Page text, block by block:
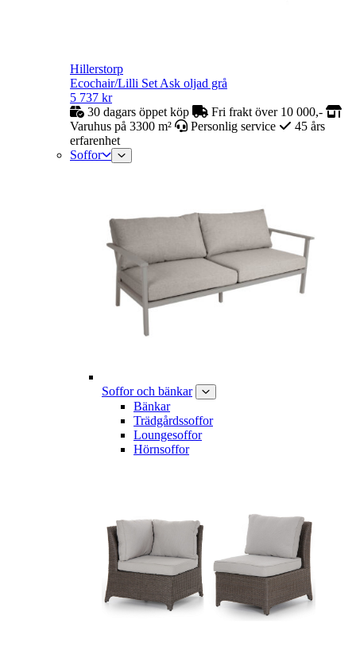
Hillerstorp
Ecochair/Lilli Set Ask oljad grå
5 737 kr
30 dagars öppet köp
Fri frakt över 10 000,-
Varuhus på 3300 m²
Personlig service
45 års
erfarenhet
Soffor
Soffor och bänkar
Bänkar
Trädgårdssoffor
Loungesoffor
Hörnsoffor